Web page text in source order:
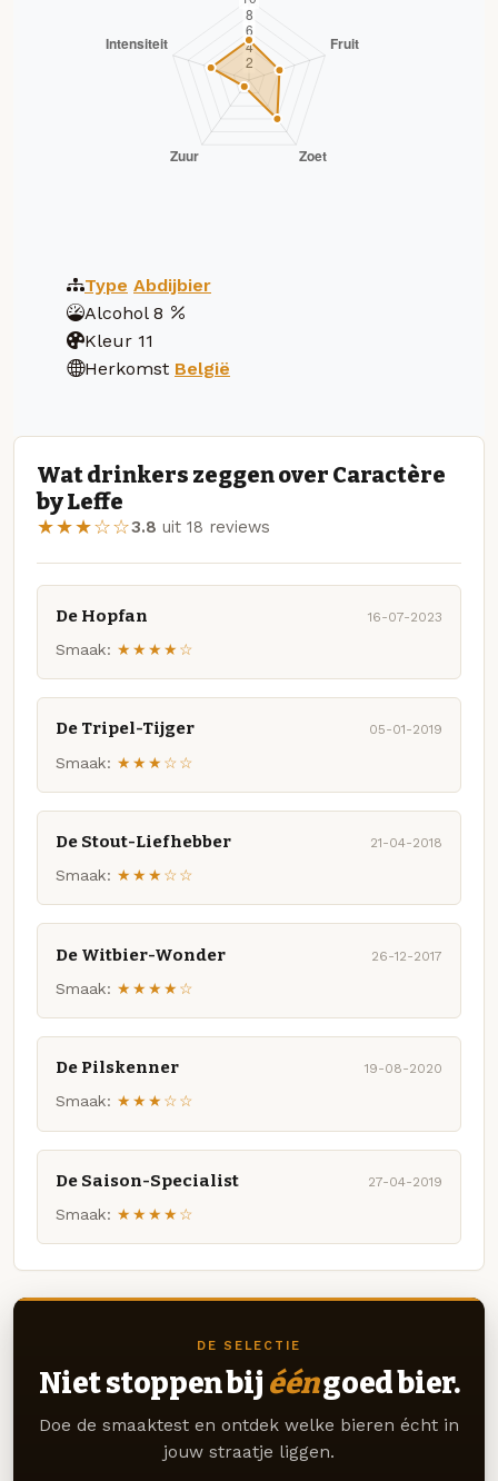
Type Abdijbier
Alcohol 8
Kleur 11
Herkomst België
Wat drinkers zeggen over Caractère
by Leffe
★★★☆☆3.8 uit 18 reviews
De Hopfan 16-07-2023
Smaak: ★★★★☆
De Tripel-Tijger 05-01-2019
Smaak: ★★★☆☆
De Stout-Liefhebber 21-04-2018
Smaak: ★★★☆☆
De Witbier-Wonder 26-12-2017
Smaak: ★★★★☆
De Pilskenner 19-08-2020
Smaak: ★★★☆☆
De Saison-Specialist 27-04-2019
Smaak: ★★★★☆
DE SELECTIE
Niet stoppen bij ééngoed bier.
Doe de smaaktest en ontdek welke bieren écht in
jouw straatje liggen.